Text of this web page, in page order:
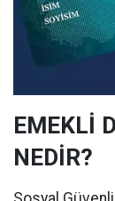
EMEKLİ
NEDİR?